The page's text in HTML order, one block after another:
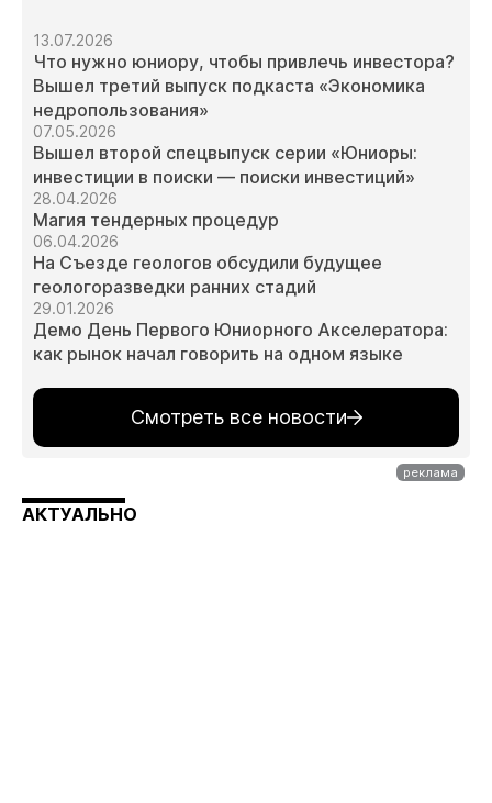
13.07.2026
Что нужно юниору, чтобы привлечь инвестора?
Вышел третий выпуск подкаста «Экономика
недропользования»
07.05.2026
Вышел второй спецвыпуск серии «Юниоры:
инвестиции в поиски — поиски инвестиций»
28.04.2026
Магия тендерных процедур
06.04.2026
На Съезде геологов обсудили будущее
геологоразведки ранних стадий
29.01.2026
Демо День Первого Юниорного Акселератора:
как рынок начал говорить на одном языке
Смотреть все новости
АКТУАЛЬНО